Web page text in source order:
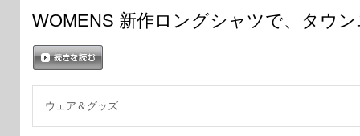
WOMENS 新作ロングシャツで、タウ
ウェア＆グッズ